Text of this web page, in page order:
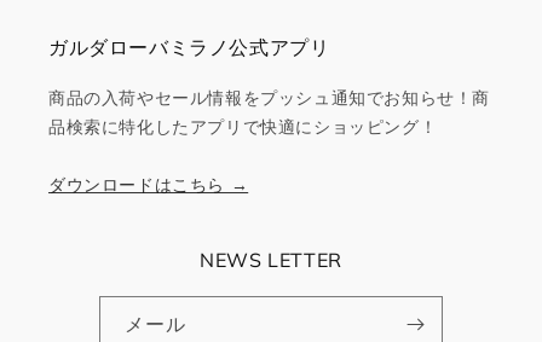
ガルダローバミラノ公式アプリ
商品の入荷やセール情報をプッシュ通知でお知らせ！商
品検索に特化したアプリで快適にショッピング！
ダウンロードはこちら →
NEWS LETTER
メール